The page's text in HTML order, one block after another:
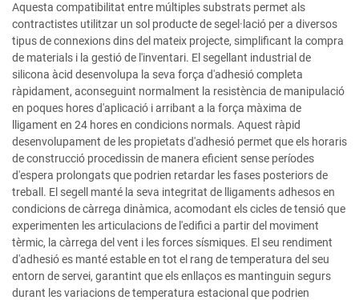
Aquesta compatibilitat entre múltiples substrats permet als
contractistes utilitzar un sol producte de segel·lació per a diversos
tipus de connexions dins del mateix projecte, simplificant la compra
de materials i la gestió de l'inventari. El segellant industrial de
silicona àcid desenvolupa la seva força d'adhesió completa
ràpidament, aconseguint normalment la resistència de manipulació
en poques hores d'aplicació i arribant a la força màxima de
lligament en 24 hores en condicions normals. Aquest ràpid
desenvolupament de les propietats d'adhesió permet que els horaris
de construcció procedissin de manera eficient sense períodes
d'espera prolongats que podrien retardar les fases posteriors de
treball. El segell manté la seva integritat de lligaments adhesos en
condicions de càrrega dinàmica, acomodant els cicles de tensió que
experimenten les articulacions de l'edifici a partir del moviment
tèrmic, la càrrega del vent i les forces sísmiques. El seu rendiment
d'adhesió es manté estable en tot el rang de temperatura del seu
entorn de servei, garantint que els enllaços es mantinguin segurs
durant les variacions de temperatura estacional que podrien